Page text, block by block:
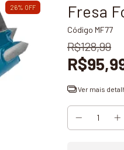
26% OFF Fresa
Código MF77
R$128,99
Ver mais